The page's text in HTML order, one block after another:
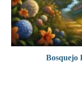
Bosquejo